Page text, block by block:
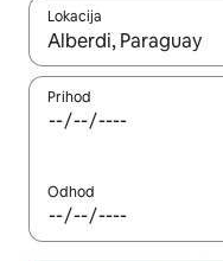
Lokacija
Ko so rezultati na
Prihod
Odhod